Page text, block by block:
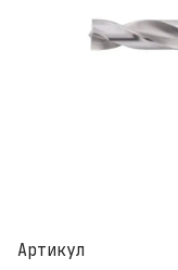
Артикул